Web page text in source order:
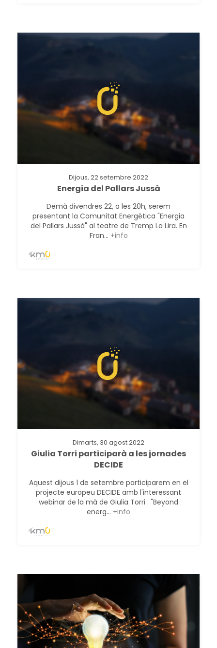
Dijous, 22 setembre 2022
Energia del Pallars Jussà
Demà divendres 22, a les 20h, serem
presentant la Comunitat Energètica "Energia
del Pallars Jussà" al teatre de Tremp La Lira. En
Fran... +info
Dimarts, 30 agost 2022
Giulia Torri participarà a les jornades
DECIDE
Aquest dijous 1 de setembre participarem en el
projecte europeu DECIDE amb l'interessant
webinar de la mà de Giulia Torri : "Beyond
energ... +info